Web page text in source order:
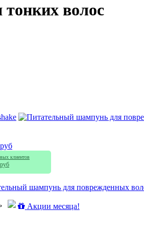
волос
клиентов
шампунь для поврежденных
Акции месяца!